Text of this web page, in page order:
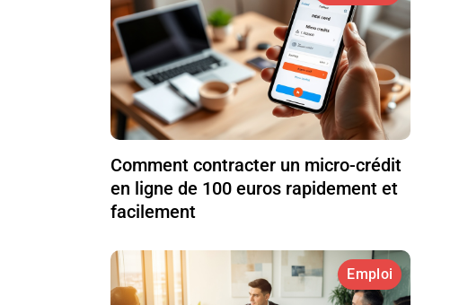
Comment contracter un micro-crédit
en ligne de 100 euros rapidement et
facilement
Emploi